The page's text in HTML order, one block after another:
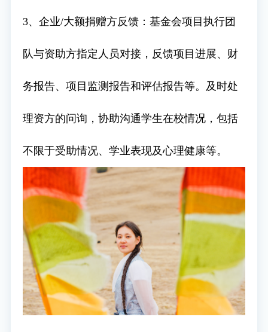
3、企业/大额捐赠方反馈：基金会项目执行团
队与资助方指定人员对接，反馈项目进展、财
务报告、项目监测报告和评估报告等。及时处
理资方的问询，协助沟通学生在校情况，包括
不限于受助情况、学业表现及心理健康等。